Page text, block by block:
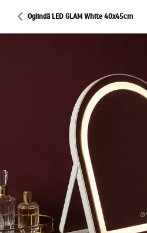
Oglindă LED GLAM White 40x45cm